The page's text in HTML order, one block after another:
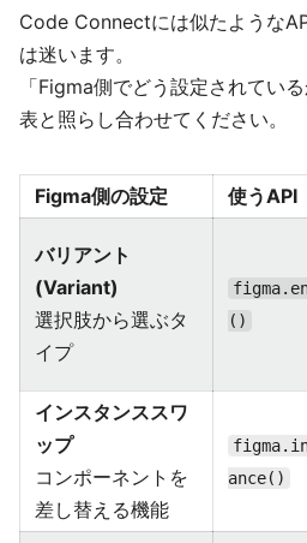
Code Connectには似たような
は迷います。
「Figma側でどう設定されてい
表と照らし合わせてください。
Figma側の設定 使うAPI
バリアント
(Variant)
選択肢から選ぶタ
イプ
()
インスタンススワ
ップ
コンポーネントを
差し替える機能
ance()